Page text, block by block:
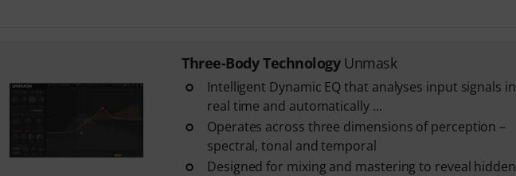
Three-Body Technology Unmask
Intelligent Dynamic EQ that analyses input signals in
real time and automatically ...
Operates across three dimensions of perception –
spectral, tonal and temporal
Designed for mixing and mastering to reveal hidden